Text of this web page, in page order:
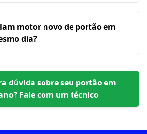
motor novo de portão em
dia?
dúvida sobre seu portão em
? Fale com um técnico